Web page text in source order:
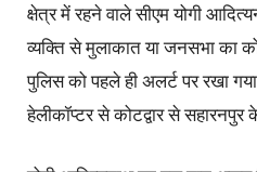
क्षेत्र में रहने वाले सीएम योगी
व्यक्ति से मुलाकात या जनसभा का
पुलिस को पहले ही अलर्ट पर रखा
हेलीकॉप्टर से कोटद्वार से सहारनपुर